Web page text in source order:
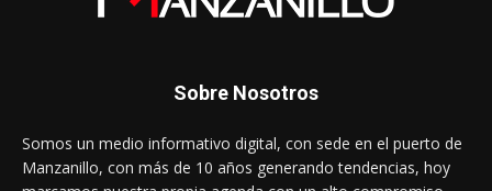
Sobre Nosotros
Somos un medio informativo digital, con sede en el puerto de
Manzanillo, con más de 10 años generando tendencias, hoy